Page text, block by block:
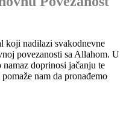
koji nadilazi svakodnevne
povezanosti sa Allahom. U
doprinosi jačanju te
nam da pronađemo